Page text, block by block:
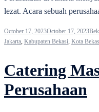
lezat. Acara sebuah
October 17, 2023October 17, 2023
Jakarta, Kabupaten Bekasi, Kota
Catering
Perusahaan